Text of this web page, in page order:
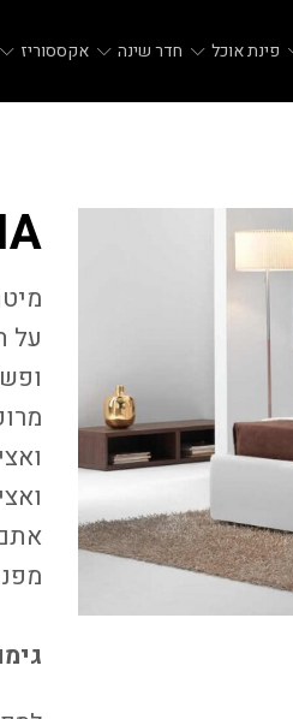
פינת אוכל חדר שינה אקססוריז
על